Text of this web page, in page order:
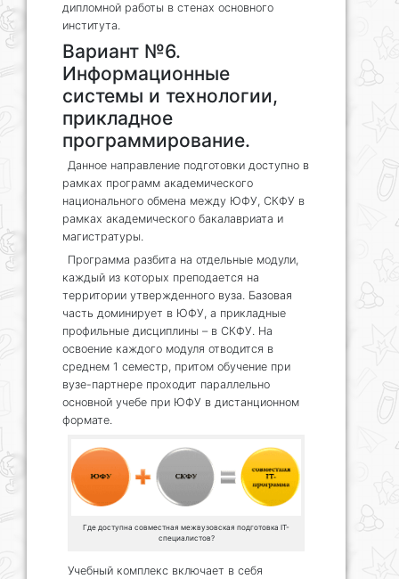
дипломной работы в стенах основного
института.
Вариант №6.
Информационные
системы и технологии,
прикладное
программирование.
Данное направление подготовки доступно в
рамках программ академического
национального обмена между ЮФУ, СКФУ в
рамках академического бакалавриата и
магистратуры.
Программа разбита на отдельные модули,
каждый из которых преподается на
территории утвержденного вуза. Базовая
часть доминирует в ЮФУ, а прикладные
профильные дисциплины – в СКФУ. На
освоение каждого модуля отводится в
среднем 1 семестр, притом обучение при
вузе-партнере проходит параллельно
основной учебе при ЮФУ в дистанционном
формате.
Где доступна совместная межвузовская подготовка IT-
специалистов?
Учебный комплекс включает в себя